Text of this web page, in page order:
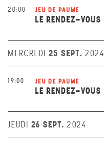
20:00 JEU DE PAUME
LE RENDEZ-VOUS
MERCREDI 25 SEPT. 2024
19:00 JEU DE PAUME
LE RENDEZ-VOUS
JEUDI 26 SEPT. 2024